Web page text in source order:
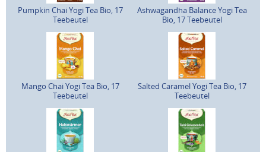
Pumpkin Chai Yogi Tea Bio, 17
Teebeutel
Ashwagandha Balance Yogi Tea
Bio, 17 Teebeutel
Mango Chai Yogi Tea Bio, 17
Teebeutel
Salted Caramel Yogi Tea Bio, 17
Teebeutel